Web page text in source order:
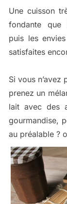
Une cuisson
fondante que
puis les
satisfaites
Si vous n’avez
prenez un
lait avec des
gourmandise,
au préalable ?